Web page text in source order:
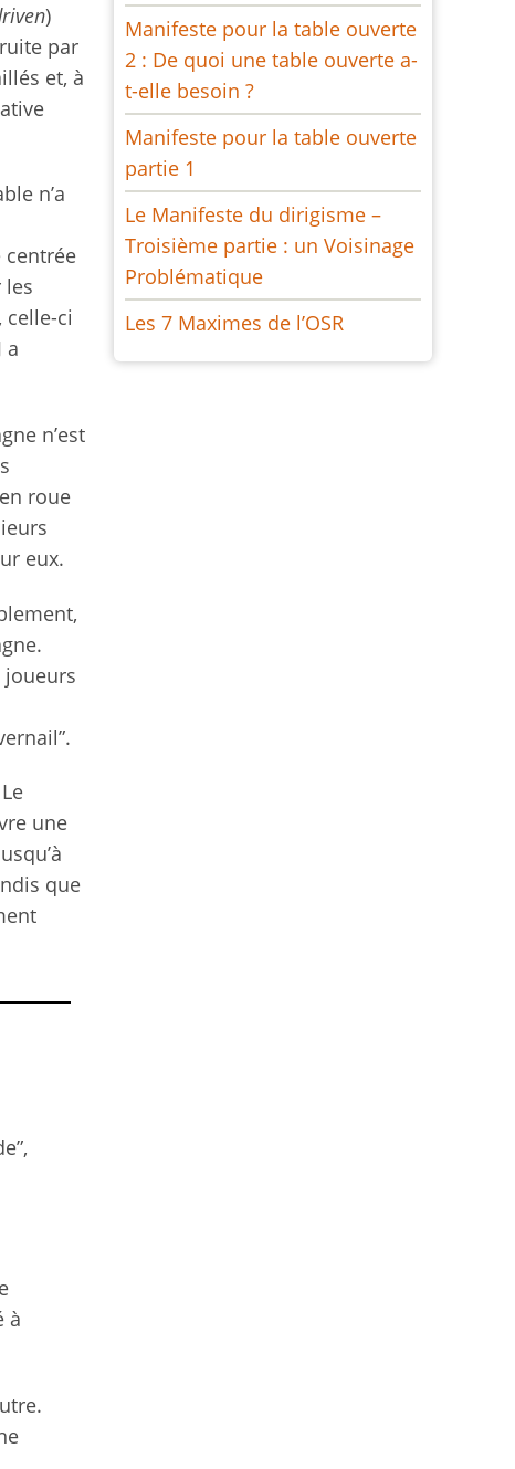
)
par
et, à
n’a
centrée
les
celle-ci
a
n’est
roue
eux.
joueurs
une
que
à
Manifeste pour la table ouverte
2 : De quoi une table ouverte a-
t-elle besoin ?
Manifeste pour la table ouverte
partie 1
Le Manifeste du dirigisme –
Troisième partie : un Voisinage
Problématique
Les 7 Maximes de l’OSR